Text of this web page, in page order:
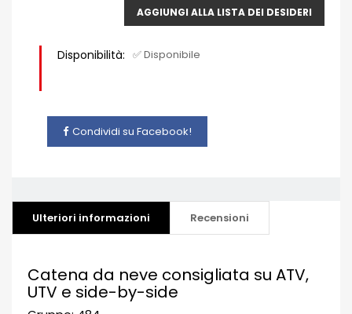
AGGIUNGI ALLA LISTA DEI DESIDERI
Disponibilità: ✅ Disponibile
Condividi su Facebook!
Ulteriori informazioni Recensioni
Catena da neve consigliata su ATV,
UTV e side-by-side